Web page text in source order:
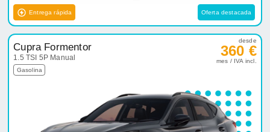
Entrega rápida Oferta destacada
Cupra Formentor
1.5 TSI 5P Manual
Gasolina
desde
360 €
mes / IVA incl.